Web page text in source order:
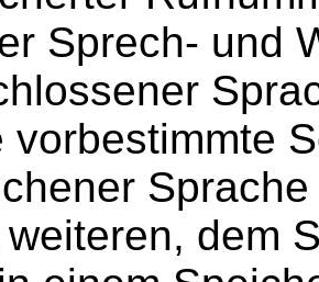
Sprech- und
vorbestimmte
dem